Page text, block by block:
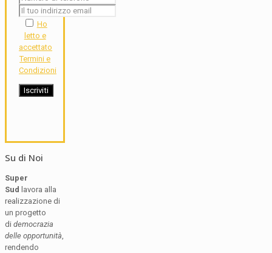
Ho
letto e
accettato
Termini e
Condizioni
Su di Noi
Super
Sud lavora alla
realizzazione di
un progetto
di democrazia
delle opportunità
rendendo